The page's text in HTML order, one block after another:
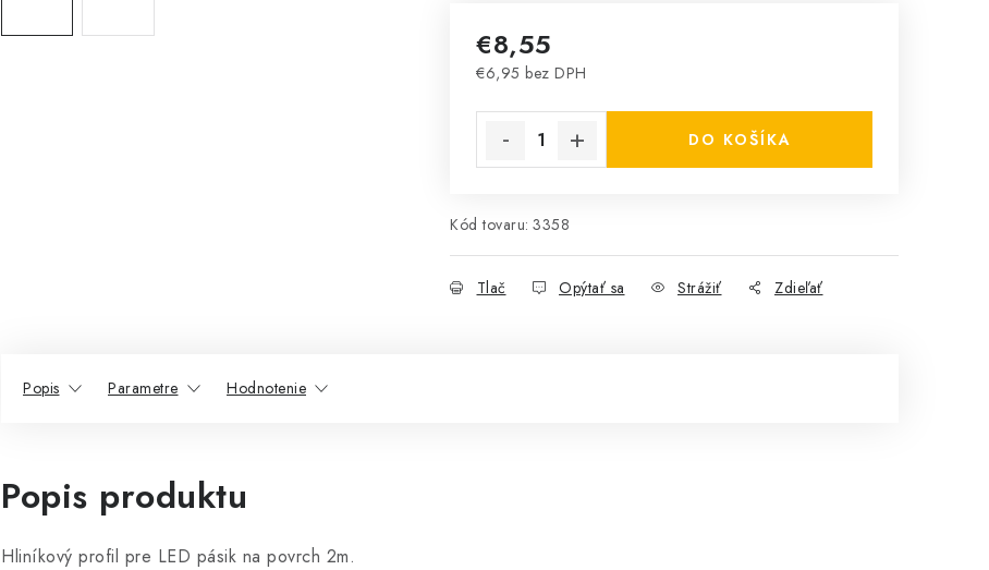
€8,55
€6,95 bez DPH
DO KOŠÍKA
Kód tovaru: 3358
Tlač Opýtať sa Strážiť Zdieľať
Popis Parametre Hodnotenie
Popis produktu
Hliníkový profil pre LED pásik na povrch 2m.